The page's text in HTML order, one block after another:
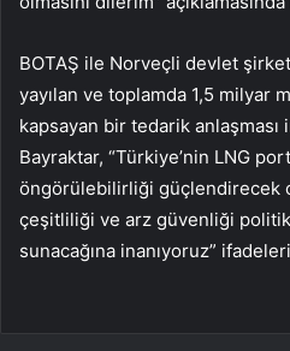
BOTAŞ ile Norveçli devlet
yayılan ve toplamda 1,5 milyar
kapsayan bir tedarik anlaşması
Bayraktar, “Türkiye’nin LNG
öngörülebilirliği güçlendirecek
çeşitliliği ve arz güvenliği
sunacağına inanıyoruz”